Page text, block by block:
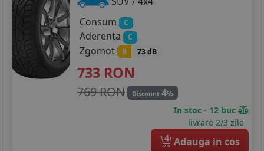
Consum
C
Aderenta C
Zgomot B 73 dB
733 RON
769 RON Discount 4%
In stoc - 12 buc
livrare 2/3 zile
4 Adauga in cos